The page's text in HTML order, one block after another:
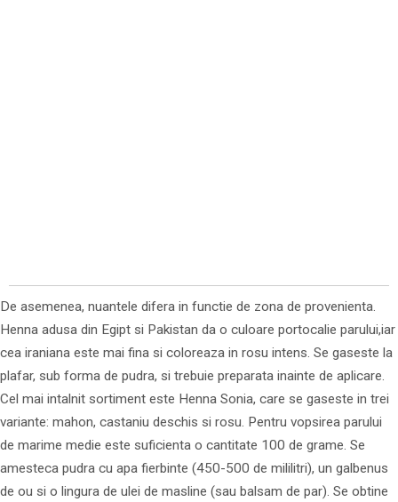
De asemenea, nuantele difera in functie de zona de provenienta.
Henna adusa din Egipt si Pakistan da o culoare portocalie parului,iar
cea iraniana este mai fina si coloreaza in rosu intens. Se gaseste la
plafar, sub forma de pudra, si trebuie preparata inainte de aplicare.
Cel mai intalnit sortiment este Henna Sonia, care se gaseste in trei
variante: mahon, castaniu deschis si rosu. Pentru vopsirea parului
de marime medie este suficienta o cantitate 100 de grame. Se
amesteca pudra cu apa fierbinte (450-500 de mililitri), un galbenus
de ou si o lingura de ulei de masline (sau balsam de par). Se obtine